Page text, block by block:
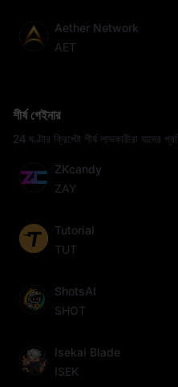
Aether Network
AET
শীর্ষ গেইনার
24 ঘণ্টার ক্রিপ্টো শীর্ষ লাভকারীরা যাদের
ZKcandy
ZAY
Tutorial
TUT
ShotsAI
SHOT
Isekai Blade
ISEK